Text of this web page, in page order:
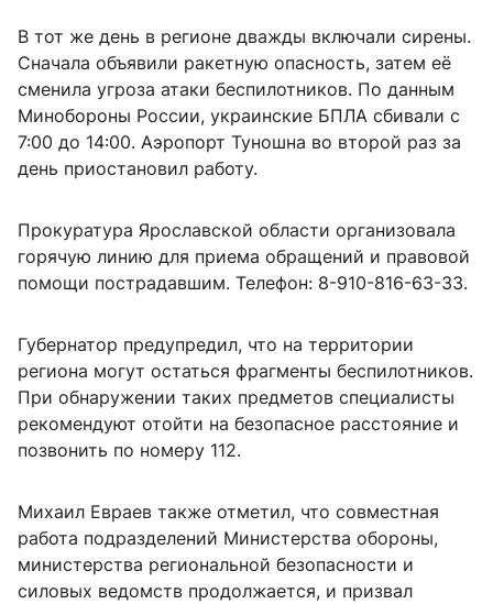
В тот же день в регионе дважды включали сирены.
Сначала объявили ракетную опасность, затем её
сменила угроза атаки беспилотников. По данным
Минобороны России, украинские БПЛА сбивали с
7:00 до 14:00. Аэропорт Туношна во второй раз за
день приостановил работу.
Прокуратура Ярославской области организовала
горячую линию для приема обращений и правовой
помощи пострадавшим. Телефон: 8-910-816-63-33.
Губернатор предупредил, что на территории
региона могут остаться фрагменты беспилотников.
При обнаружении таких предметов специалисты
рекомендуют отойти на безопасное расстояние и
позвонить по номеру 112.
Михаил Евраев также отметил, что совместная
работа подразделений Министерства обороны,
министерства региональной безопасности и
силовых ведомств продолжается, и призвал